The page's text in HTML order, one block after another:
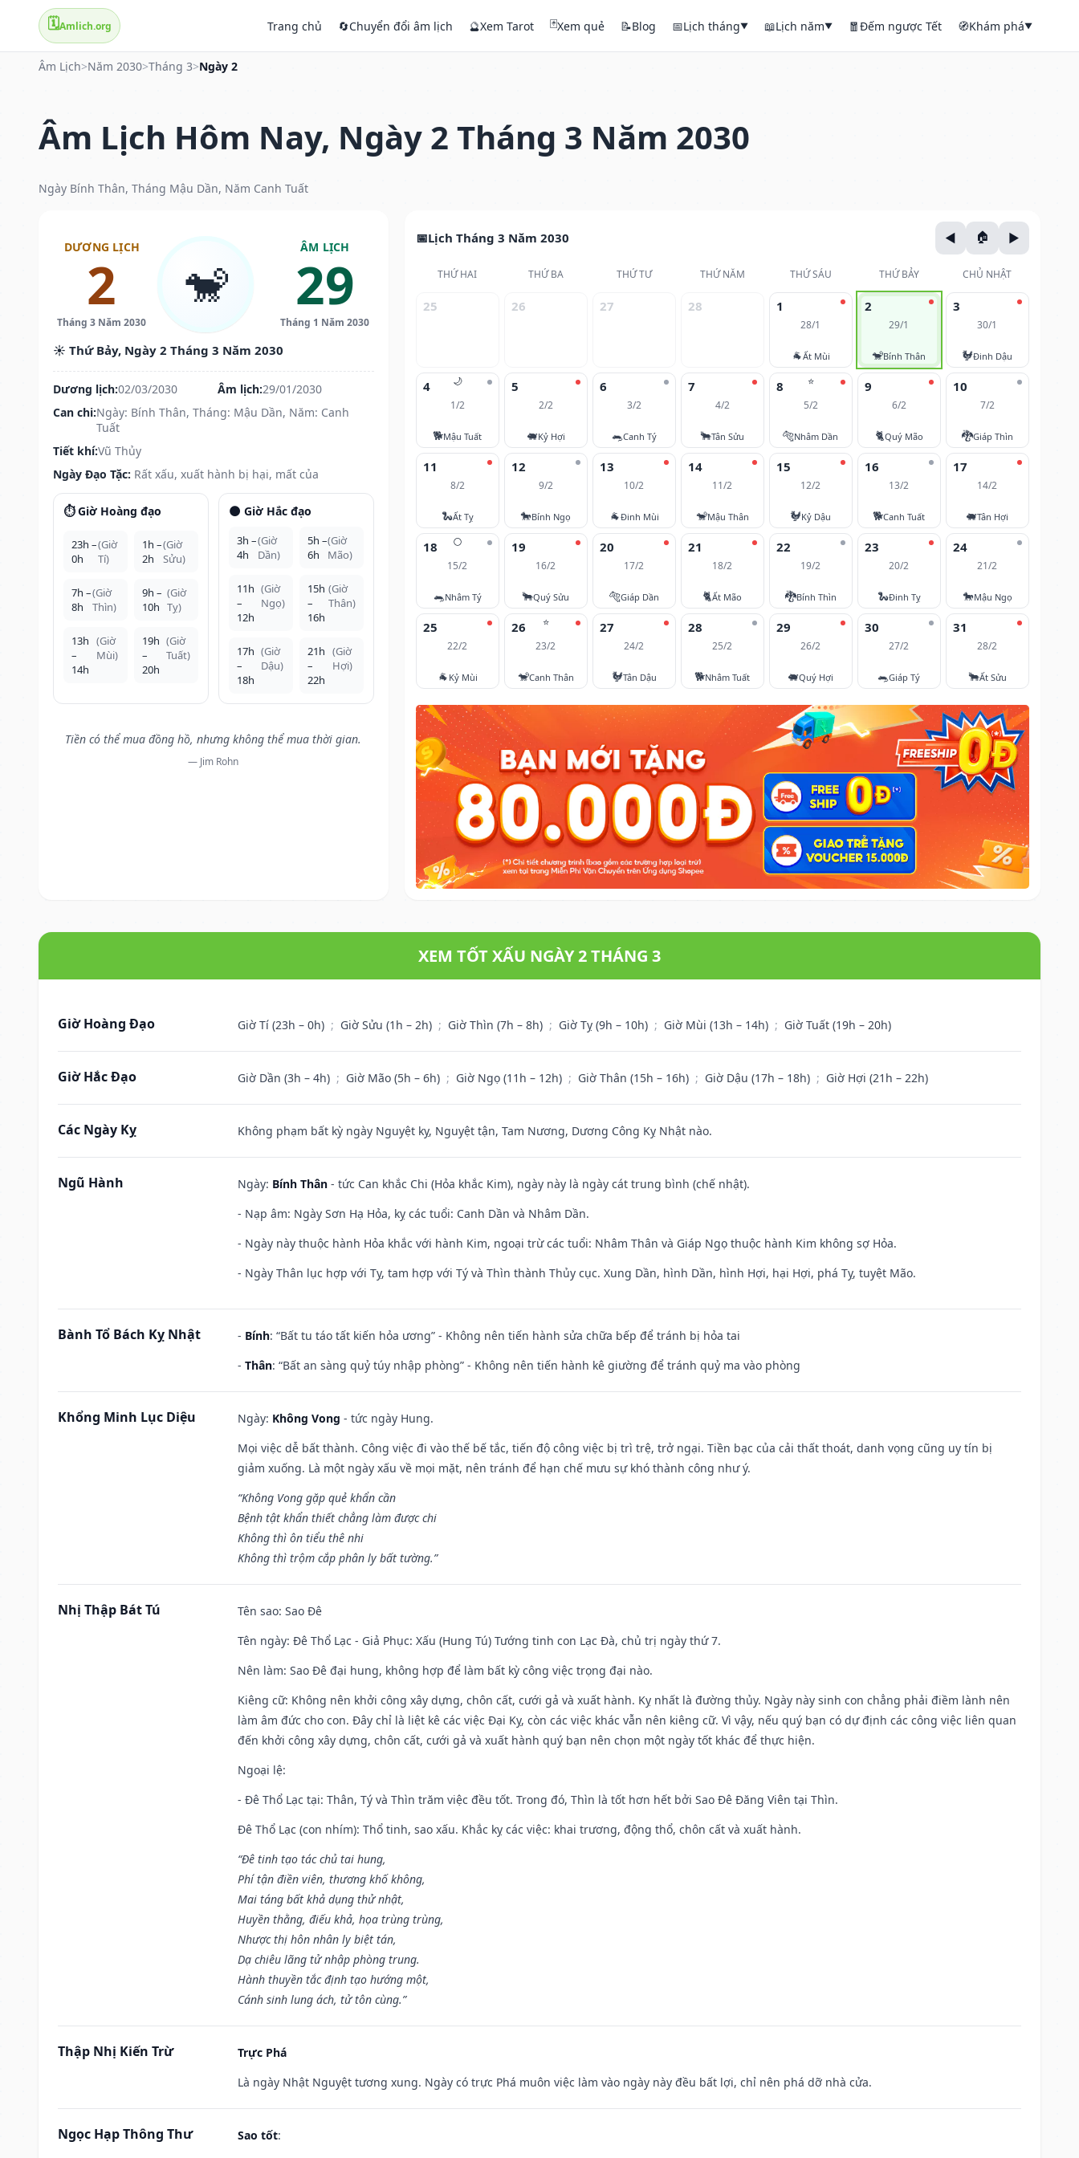
🗓️Amlich.org Trang chủ 🔄Chuyển đổi âm lịch 🔮Xem Tarot 🃏Xem quẻ 📝Blog 📅Lịch tháng▼ 📖Lịch năm▼ 🧧Đếm ngược Tết 🧭Khám phá▼
Âm Lịch>Năm 2030>Tháng 3>Ngày 2
Âm Lịch Hôm Nay, Ngày 2 Tháng 3 Năm 2030
Ngày Bính Thân, Tháng Mậu Dần, Năm Canh Tuất
DƯƠNG LỊCH
2
Tháng 3 Năm 2030
🐒
ÂM LỊCH
29
Tháng 1 Năm 2030
☀️ Thứ Bảy, Ngày 2 Tháng 3 Năm 2030
Dương lịch:02/03/2030 Âm lịch:29/01/2030
Can chi:Ngày: Bính Thân, Tháng: Mậu Dần, Năm: Canh
Tuất
Tiết khí:Vũ Thủy
Ngày Đạo Tặc: Rất xấu, xuất hành bị hại, mất của
⏱️ Giờ Hoàng đạo
23h –
0h
(Giờ
Tí)
1h –
2h
(Giờ
Sửu)
7h –
8h
(Giờ
Thìn)
9h –
10h
(Giờ
Tỵ)
13h
–
14h
(Giờ
Mùi)
19h
–
20h
(Giờ
Tuất)
🌑 Giờ Hắc đạo
3h –
4h
(Giờ
Dần)
5h –
6h
(Giờ
Mão)
11h
–
12h
(Giờ
Ngọ)
15h
–
16h
(Giờ
Thân)
17h
–
18h
(Giờ
Dậu)
21h
–
22h
(Giờ
Hợi)
Tiền có thể mua đồng hồ, nhưng không thể mua thời gian.
— Jim Rohn
Lịch Tháng 3 Năm 2030
THỨ HAI THỨ BA THỨ TƯ THỨ NĂM THỨ SÁU THỨ BẢY CHỦ NHẬT
25 26 27 28 1
28/1
🐐Ất Mùi
2
29/1
🐒Bính Thân
3
30/1
🐓Đinh Dậu
🌙
4
1/2
🐕Mậu Tuất
5
2/2
🐖Kỷ Hợi
6
3/2
🐀Canh Tý
7
4/2
🐂Tân Sửu
⭐
8
5/2
🐅Nhâm Dần
9
6/2
🐈Quý Mão
10
7/2
🐉Giáp Thìn
11
8/2
🐍Ất Tỵ
12
9/2
🐎Bính Ngọ
13
10/2
🐐Đinh Mùi
14
11/2
🐒Mậu Thân
15
12/2
🐓Kỷ Dậu
16
13/2
🐕Canh Tuất
17
14/2
🐖Tân Hợi
🌕
18
15/2
🐀Nhâm Tý
19
16/2
🐂Quý Sửu
20
17/2
🐅Giáp Dần
21
18/2
🐈Ất Mão
22
19/2
🐉Bính Thìn
23
20/2
🐍Đinh Tỵ
24
21/2
🐎Mậu Ngọ
25
22/2
🐐 Kỷ Mùi
⭐
26
23/2
🐒Canh Thân
27
24/2
🐓Tân Dậu
28
25/2
🐕Nhâm Tuất
29
26/2
🐖Quý Hợi
30
27/2
🐀Giáp Tý
31
28/2
🐂Ất Sửu
XEM TỐT XẤU NGÀY 2 THÁNG 3
Giờ Hoàng Đạo Giờ Tí (23h – 0h) ; Giờ Sửu (1h – 2h) ; Giờ Thìn (7h – 8h) ; Giờ Tỵ (9h – 10h) ; Giờ Mùi (13h – 14h) ; Giờ Tuất (19h – 20h)
Giờ Hắc Đạo Giờ Dần (3h – 4h) ; Giờ Mão (5h – 6h) ; Giờ Ngọ (11h – 12h) ; Giờ Thân (15h – 16h) ; Giờ Dậu (17h – 18h) ; Giờ Hợi (21h – 22h)
Các Ngày Kỵ Không phạm bất kỳ ngày Nguyệt kỵ, Nguyệt tận, Tam Nương, Dương Công Kỵ Nhật nào.
Ngũ Hành Ngày: Bính Thân - tức Can khắc Chi (Hỏa khắc Kim), ngày này là ngày cát trung bình (chế nhật).
- Nạp âm: Ngày Sơn Hạ Hỏa, kỵ các tuổi: Canh Dần và Nhâm Dần.
- Ngày này thuộc hành Hỏa khắc với hành Kim, ngoại trừ các tuổi: Nhâm Thân và Giáp Ngọ thuộc hành Kim không sợ Hỏa.
- Ngày Thân lục hợp với Tỵ, tam hợp với Tý và Thìn thành Thủy cục. Xung Dần, hình Dần, hình Hợi, hại Hợi, phá Tỵ, tuyệt Mão.
Bành Tổ Bách Kỵ Nhật - Bính: “Bất tu táo tất kiến hỏa ương” - Không nên tiến hành sửa chữa bếp để tránh bị hỏa tai
- Thân: “Bất an sàng quỷ túy nhập phòng” - Không nên tiến hành kê giường để tránh quỷ ma vào phòng
Khổng Minh Lục Diệu Ngày: Không Vong - tức ngày Hung.
Mọi việc dễ bất thành. Công việc đi vào thế bế tắc, tiến độ công việc bị trì trệ, trở ngại. Tiền bạc của cải thất thoát, danh vọng cũng uy tín bị
giảm xuống. Là một ngày xấu về mọi mặt, nên tránh để hạn chế mưu sự khó thành công như ý.
“Không Vong gặp quẻ khẩn cần
Bệnh tật khẩn thiết chẳng làm được chi
Không thì ôn tiểu thê nhi
Không thì trộm cắp phân ly bất tường.”
Nhị Thập Bát Tú Tên sao: Sao Đê
Tên ngày: Đê Thổ Lạc - Giả Phục: Xấu (Hung Tú) Tướng tinh con Lạc Đà, chủ trị ngày thứ 7.
Nên làm: Sao Đê đại hung, không hợp để làm bất kỳ công việc trọng đại nào.
Kiêng cữ: Không nên khởi công xây dựng, chôn cất, cưới gả và xuất hành. Kỵ nhất là đường thủy. Ngày này sinh con chẳng phải điềm lành nên
làm âm đức cho con. Đây chỉ là liệt kê các việc Đại Kỵ, còn các việc khác vẫn nên kiêng cữ. Vì vậy, nếu quý bạn có dự định các công việc liên quan
đến khởi công xây dựng, chôn cất, cưới gả và xuất hành quý bạn nên chọn một ngày tốt khác để thực hiện.
Ngoại lệ:
- Đê Thổ Lạc tại: Thân, Tý và Thìn trăm việc đều tốt. Trong đó, Thìn là tốt hơn hết bởi Sao Đê Đăng Viên tại Thìn.
Đê Thổ Lạc (con nhím): Thổ tinh, sao xấu. Khắc kỵ các việc: khai trương, động thổ, chôn cất và xuất hành.
“Đê tinh tạo tác chủ tai hung,
Phí tận điền viên, thương khố không,
Mai táng bất khả dụng thử nhật,
Huyền thằng, điếu khả, họa trùng trùng,
Nhược thị hôn nhân ly biệt tán,
Dạ chiêu lãng tử nhập phòng trung.
Hành thuyền tắc định tạo hướng một,
Cánh sinh lung ách, tử tôn cùng.”
Thập Nhị Kiến Trừ
Trực Phá
Là ngày Nhật Nguyệt tương xung. Ngày có trực Phá muôn việc làm vào ngày này đều bất lợi, chỉ nên phá dỡ nhà cửa.
Ngọc Hạp Thông Thư Sao tốt: